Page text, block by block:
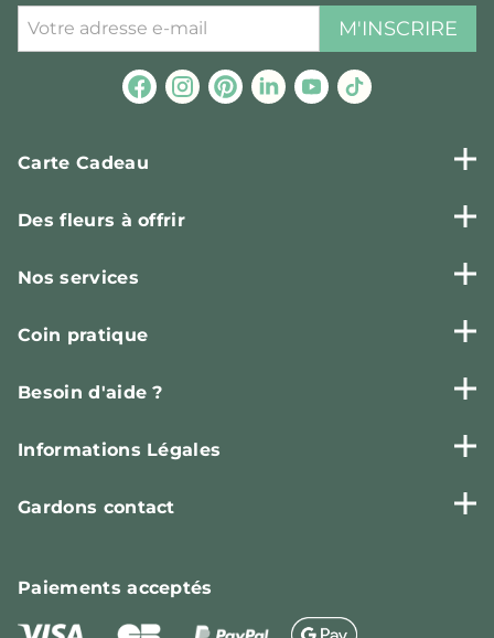
M'INSCRIRE
Carte Cadeau
Des fleurs à offrir
Nos services
Coin pratique
Besoin d'aide ?
Informations Légales
Gardons contact
Paiementsacceptés